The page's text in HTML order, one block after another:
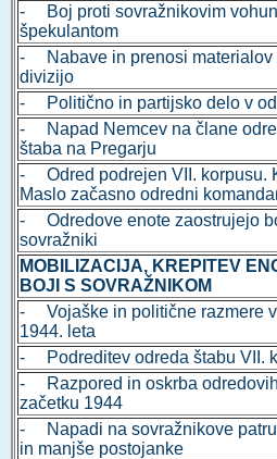
- Boj proti sovražnikovim
špekulantom
- Nabave in prenosi materialov
divizijo
- Politično in partijsko delo v
- Napad Nemcev na člane
štaba na Pregarju
- Odred podrejen VII. korpusu.
Maslo začasno odredni
- Odredove enote zaostrujejo
sovražniki
MOBILIZACIJA, KREPITEV
BOJI S SOVRAŽNIKOM
- Vojaške in politične razmere v
1944. leta
- Podreditev odreda štabu VII.
- Razpored in oskrba
začetku 1944
- Napadi na sovražnikove
in manjše postojanke